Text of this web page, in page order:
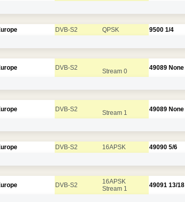
DVB-S2 QPSK 9500 1/4
DVB-S2 Stream 0 49089 None
DVB-S2 Stream 1 49089 None
DVB-S2 16APSK 49090 5/6
DVB-S2
16APSK
Stream 1
49091 13/18